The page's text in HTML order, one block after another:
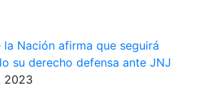
la Nación afirma que seguirá
su derecho defensa ante JNJ
2023